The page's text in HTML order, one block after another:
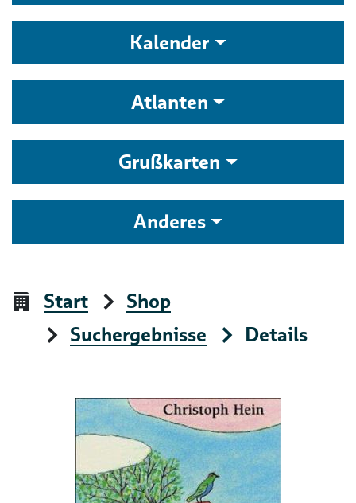
Kalender
Atlanten
Grußkarten
Anderes
Start
Shop
Suchergebnisse
Details